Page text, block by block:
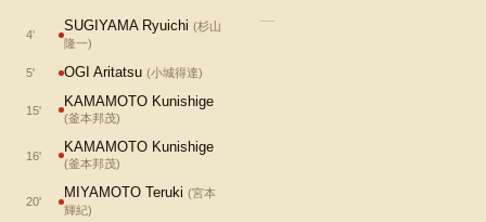
4'
SUGIYAMA Ryuichi (杉山
隆一)
5' OGI Aritatsu (小城得達)
15'
KAMAMOTO Kunishige
(釜本邦茂)
16'
KAMAMOTO Kunishige
(釜本邦茂)
20'
MIYAMOTO Teruki (宮本
輝紀)
—